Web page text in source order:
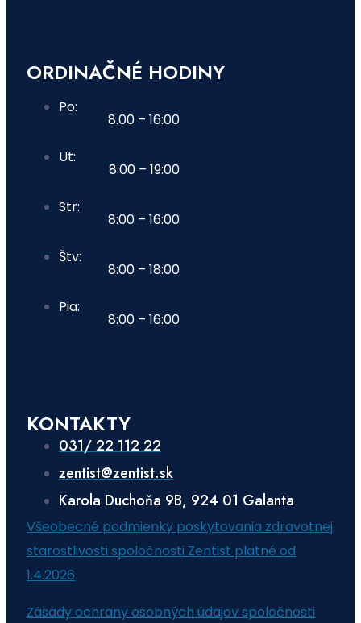
ORDINAČNÉ HODINY
Po:
8.00 – 16:00
Ut:
8:00 – 19:00
Str:
8:00 – 16:00
Štv:
8:00 – 18:00
Pia:
8:00 – 16:00
KONTAKTY
031/ 22 112 22
zentist@zentist.sk
Karola Duchoňa 9B, 924 01 Galanta
Všeobecné podmienky poskytovania zdravotnej
starostlivosti spoločnosti Zentist platné od
1.4.2026
Zásady ochrany osobných údajov spoločnosti